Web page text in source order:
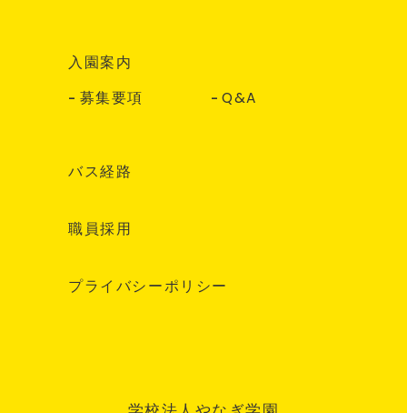
入園案内
募集要項
Q&A
バス経路
職員採用
プライバシーポリシー